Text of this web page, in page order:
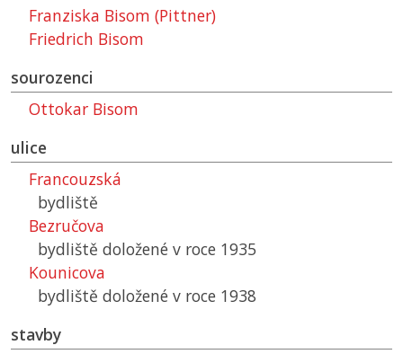
Franziska Bisom (Pittner)
Friedrich Bisom
sourozenci
Ottokar Bisom
ulice
Francouzská
bydliště
Bezručova
bydliště doložené v roce 1935
Kounicova
bydliště doložené v roce 1938
stavby